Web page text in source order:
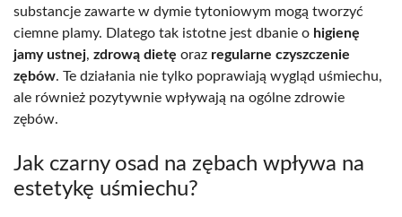
substancje zawarte w dymie tytoniowym mogą tworzyć
ciemne plamy. Dlatego tak istotne jest dbanie o higienę
jamy ustnej, zdrową dietę oraz regularne czyszczenie
zębów. Te działania nie tylko poprawiają wygląd uśmiechu,
ale również pozytywnie wpływają na ogólne zdrowie
zębów.
Jak czarny osad na zębach wpływa na
estetykę uśmiechu?